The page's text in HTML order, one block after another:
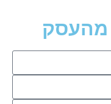
מהעסק